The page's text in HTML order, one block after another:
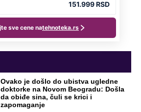
Ovako je došlo do ubistva ugledne
doktorke na Novom Beogradu: Došla
da obiđe sina, čuli se krici i
zapomaganje